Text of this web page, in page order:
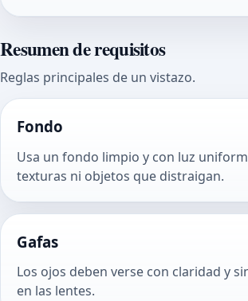
Resumen de requisitos
Reglas principales de un vistazo.
Fondo
Usa un fondo limpio y con luz
texturas ni objetos que distraigan.
Gafas
Los ojos deben verse con claridad y
en las lentes.